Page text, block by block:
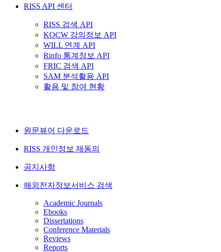
RISS API 센터
RISS 검색 API
KOCW 강의정보 API
WILL 연계 API
Rinfo 통계정보 API
FRIC 검색 API
SAM 분석활용 API
활용 및 참여 현황
원문뷰어 다운로드
RISS 개인정보 재동의
공지사항
해외전자정보서비스 검색
Academic Journals
Ebooks
Dissertations
Conference Materials
Reviews
Reports